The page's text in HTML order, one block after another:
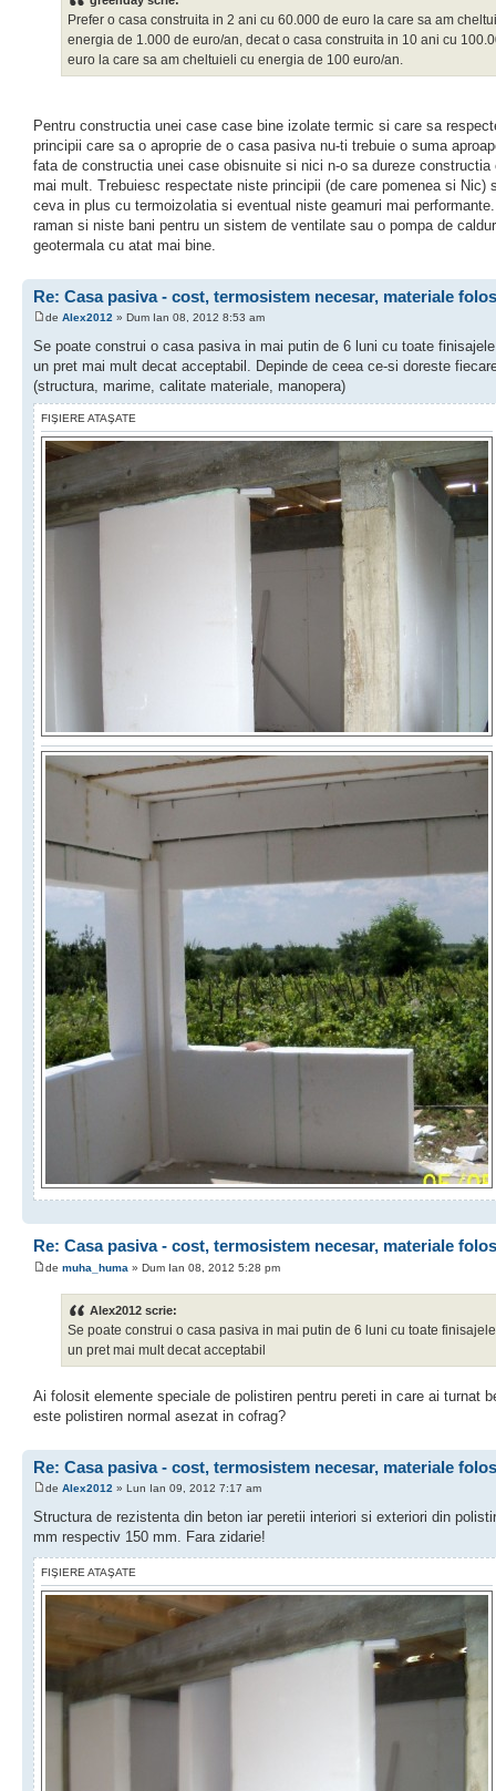
Prefer o casa construita in 2 ani cu 60.000 de euro la care sa am
energia de 1.000 de euro/an, decat o casa construita in 10 ani cu
euro la care sa am cheltuieli cu energia de 100 euro/an.
Pentru constructia unei case case bine izolate termic si care sa
principii care sa o aproprie de o casa pasiva nu-ti trebuie o suma
fata de constructia unei case obisnuite si nici n-o sa dureze constructia
mai mult. Trebuiesc respectate niste principii (de care pomenea si Nic)
ceva in plus cu termoizolatia si eventual niste geamuri mai
raman si niste bani pentru un sistem de ventilate sau o pompa de
geotermala cu atat mai bine.
Re: Casa pasiva - cost, termosistem necesar, materiale folos
de Alex2012 » Dum Ian 08, 2012 8:53 am
Se poate construi o casa pasiva in mai putin de 6 luni cu toate
un pret mai mult decat acceptabil. Depinde de ceea ce-si doreste
(structura, marime, calitate materiale, manopera)
FIŞIERE ATAŞATE
Re: Casa pasiva - cost, termosistem necesar, materiale folos
de muha_huma » Dum Ian 08, 2012 5:28 pm
Alex2012 scrie:
Se poate construi o casa pasiva in mai putin de 6 luni cu toate
un pret mai mult decat acceptabil
Ai folosit elemente speciale de polistiren pentru pereti in care ai turnat
este polistiren normal asezat in cofrag?
Re: Casa pasiva - cost, termosistem necesar, materiale folos
de Alex2012 » Lun Ian 09, 2012 7:17 am
Structura de rezistenta din beton iar peretii interiori si exteriori din
mm respectiv 150 mm. Fara zidarie!
FIŞIERE ATAŞATE